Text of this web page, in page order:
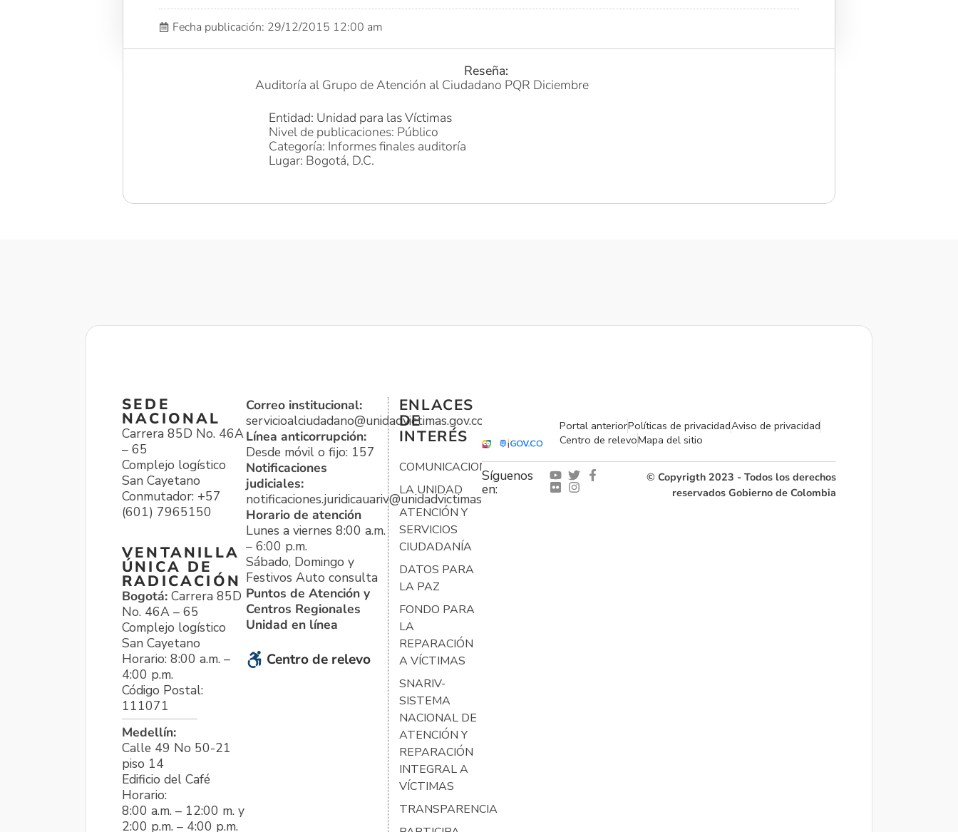
Fecha publicación: 29/12/2015 12:00 am
Reseña:
Auditoría al Grupo de Atención al Ciudadano PQR Diciembre
Entidad: Unidad para las Víctimas
Nivel de publicaciones: Público
Categoría: Informes finales auditoría
Lugar: Bogotá, D.C.
SEDE
NACIONAL
Carrera 85D No. 46A
– 65
Complejo logístico
San Cayetano
Conmutador: +57
(601) 7965150
VENTANILLA
ÚNICA DE
RADICACIÓN
Bogotá: Carrera 85D
No. 46A – 65
Complejo logístico
San Cayetano
Horario: 8:00 a.m. –
4:00 p.m.
Código Postal:
111071
Medellín:
Calle 49 No 50-21
piso 14
Edificio del Café
Horario:
8:00 a.m. – 12:00 m. y
2:00 p.m. – 4:00 p.m.
Correo institucional:
servicioalciudadano@unidadvictimas.gov.co
Línea anticorrupción:
Desde móvil o fijo: 157
Notificaciones
judiciales:
notificaciones.juridicauariv@unidadvictimas.gov.co
Horario de atención
Lunes a viernes 8:00 a.m.
– 6:00 p.m.
Sábado, Domingo y
Festivos Auto consulta
Puntos de Atención y
Centros Regionales
Unidad en línea
Centro de relevo
ENLACES
DE
INTERÉS
COMUNICACIONES
LA UNIDAD
ATENCIÓN Y
SERVICIOS
CIUDADANÍA
DATOS PARA
LA PAZ
FONDO PARA
LA
REPARACIÓN
A VÍCTIMAS
SNARIV-
SISTEMA
NACIONAL DE
ATENCIÓN Y
REPARACIÓN
INTEGRAL A
VÍCTIMAS
TRANSPARENCIA
Portal anteriorPolíticas de privacidadAviso de privacidad
Centro de relevoMapa del sitio
Síguenos
en:
© Copyrigth 2023 - Todos los derechos
reservados Gobierno de Colombia